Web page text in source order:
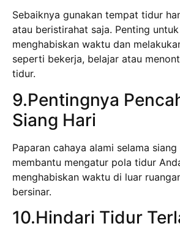
Sebaiknya gunakan tempat tidur
atau beristirahat saja. Penting
menghabiskan waktu dan
seperti bekerja, belajar atau
tidur.
9.Pentingnya
Siang Hari
Paparan cahaya alami selama
membantu mengatur pola tidur
menghabiskan waktu di luar
bersinar.
10.Hindari Tidur